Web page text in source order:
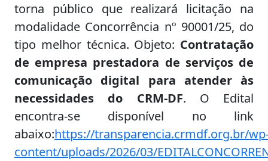
torna público que realizará licitação na
modalidade Concorrência nº 90001/25, do
tipo melhor técnica. Objeto: Contratação
de empresa prestadora de serviços de
comunicação digital para atender às
necessidades do CRM-DF. O Edital
encontra-se disponível no link
abaixo:https://transparencia.crmdf.org.br/
content/uploads/2026/03/